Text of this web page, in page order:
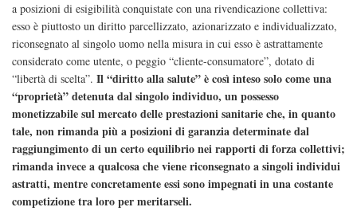
a posizioni di esigibilità conquistate con una rivendicazione collettiva:
esso è piuttosto un diritto parcellizzato, azionarizzato e individualizzato,
riconsegnato al singolo uomo nella misura in cui esso è astrattamente
considerato come utente, o peggio “cliente-consumatore”, dotato di
“libertà di scelta”. Il “diritto alla salute” è così inteso solo come una
“proprietà” detenuta dal singolo individuo, un possesso
monetizzabile sul mercato delle prestazioni sanitarie che, in quanto
tale, non rimanda più a posizioni di garanzia determinate dal
raggiungimento di un certo equilibrio nei rapporti di forza collettivi;
rimanda invece a qualcosa che viene riconsegnato a singoli individui
astratti, mentre concretamente essi sono impegnati in una costante
competizione tra loro per meritarseli.